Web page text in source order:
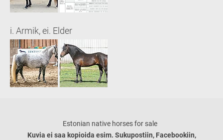
i. Armik, ei. Elder
Estonian native horses for sale
Kuvia ei saa kopioida esim. Sukupostiin, Facebookiin,